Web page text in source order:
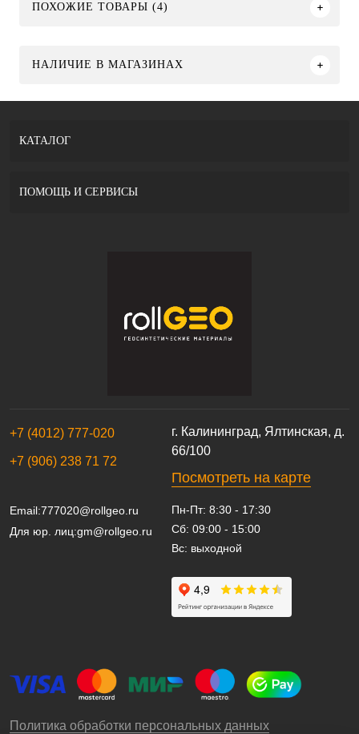
ПОХОЖИЕ ТОВАРЫ (4)
НАЛИЧИЕ В МАГАЗИНАХ
г. Калининград, Ялтинская, д.
66/100
Посмотреть на карте
+7 (4012) 777-020
+7 (906) 238 71 72
Email:777020@rollgeo.ru
Для юр. лиц:gm@rollgeo.ru
Пн-Пт: 8:30 - 17:30
Сб: 09:00 - 15:00
Вс: выходной
Политика обработки персональных данных
КАТАЛОГ
ПОМОЩЬ И СЕРВИСЫ